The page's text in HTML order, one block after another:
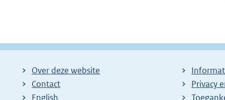
Over deze website
Contact
English
Privacy